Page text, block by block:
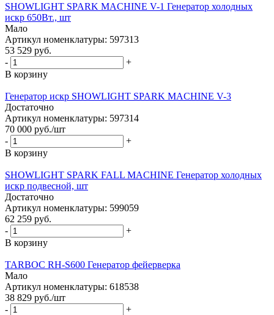
SHOWLIGHT SPARK MACHINE V-1 Генератор холодных
искр 650Вт., шт
Мало
Артикул номенклатуры: 597313
53 529 руб.
-
+
В корзину
Генератор искр SHOWLIGHT SPARK MACHINE V-3
Достаточно
Артикул номенклатуры: 597314
70 000 руб./шт
-
+
В корзину
SHOWLIGHT SPARK FALL MACHINE Генератор холодных
искр подвесной, шт
Достаточно
Артикул номенклатуры: 599059
62 259 руб.
-
+
В корзину
TARBOC RH-S600 Генератор фейерверка
Мало
Артикул номенклатуры: 618538
38 829 руб./шт
-
+